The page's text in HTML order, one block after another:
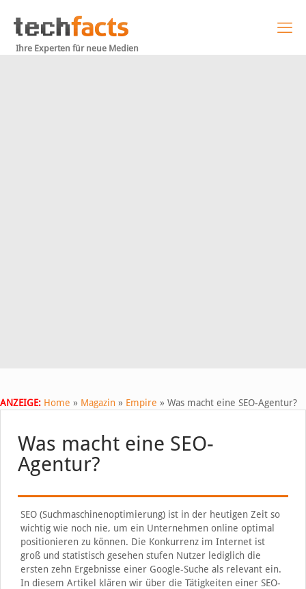
Ihre Experten für neue Medien
ANZEIGE: Home » Magazin » Empire » Was macht eine SEO-Agentur?
Was macht eine SEO-
Agentur?
SEO (Suchmaschinenoptimierung) ist in der heutigen Zeit so
wichtig wie noch nie, um ein Unternehmen online optimal
positionieren zu können. Die Konkurrenz im Internet ist
groß und statistisch gesehen stufen Nutzer lediglich die
ersten zehn Ergebnisse einer Google-Suche als relevant ein.
In diesem Artikel klären wir über die Tätigkeiten einer SEO-